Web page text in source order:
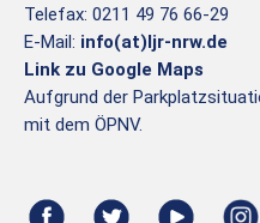
Telefax: 0211 49 76 66-29
E-Mail: info(at)ljr-nrw.de
Link zu Google Maps
Aufgrund der
mit dem ÖPNV.